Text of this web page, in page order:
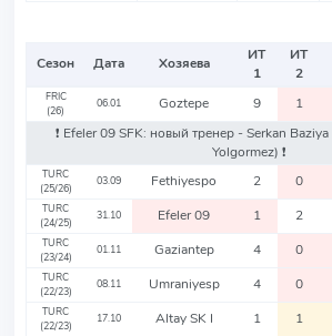
Сезон Дата Хозяева
ИТ
1
ИТ
2
FRIC
(26)
06.01 Goztepe 9 1
❗️ Efeler 09 SFK: новый тренер - Serkan Baziya
Yolgormez) ❗️
TURC
(25/26)
03.09 Fethiyespo 2 0
TURC
(24/25)
31.10 Efeler 09 1 2
TURC
(23/24)
01.11 Gaziantep 4 0
TURC
(22/23)
08.11 Umraniyesp 4 0
TURC
(22/23)
17.10 Altay SK I 1 1